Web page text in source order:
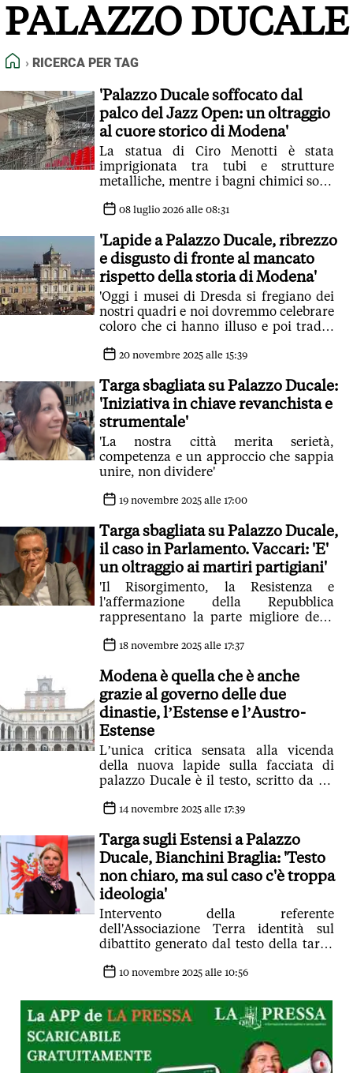
FEED RSS
NORMATIVE DEONTOLOGICHE
TERMINI e CONDIZIONI
PALAZZO DUCALE
HOME
RICERCA PER TAG
'Palazzo Ducale soffocato dal
palco del Jazz Open: un oltraggio
al cuore storico di Modena'
La statua di Ciro Menotti è stata
imprigionata tra tubi e strutture
metalliche, mentre i bagni chimici sono
monumento
08 luglio 2026 alle 08:31
'Lapide a Palazzo Ducale, ribrezzo
e disgusto di fronte al mancato
rispetto della storia di Modena'
'Oggi i musei di Dresda si fregiano dei
nostri quadri e noi dovremmo celebrare
coloro che ci hanno illuso e poi traditi
20 novembre 2025 alle 15:39
Targa sbagliata su Palazzo Ducale:
'Iniziativa in chiave revanchista e
strumentale'
'La nostra città merita serietà,
competenza e un approccio che sappia
unire, non dividere'
19 novembre 2025 alle 17:00
Targa sbagliata su Palazzo Ducale,
il caso in Parlamento. Vaccari: 'E'
un oltraggio ai martiri partigiani'
'Il Risorgimento, la Resistenza e
l'affermazione della Repubblica
rappresentano la parte migliore della
18 novembre 2025 alle 17:37
Modena è quella che è anche
grazie al governo delle due
dinastie, l’Estense e l’Austro-
Estense
L’unica critica sensata alla vicenda
della nuova lapide sulla facciata di
palazzo Ducale è il testo, scritto da un
14 novembre 2025 alle 17:39
Targa sugli Estensi a Palazzo
Ducale, Bianchini Braglia: 'Testo
non chiaro, ma sul caso c'è troppa
ideologia'
Intervento della referente
dell'Associazione Terra identità sul
dibattito generato dal testo della targa
10 novembre 2025 alle 10:56